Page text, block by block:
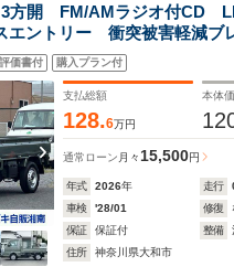
方開 FM/AMラジオ付CD
エントリー 衝突被害軽減ブ
機能 フォグランプ 車両走行
リングストップ アングルポ
価書付 購入プラン付
支払総額
128.6万円
本体
通常ローン 月々 15,500円
年式 2026年 走行
車検
'28/01 修復
保証
保証付 整備
住所
神奈川県大和市